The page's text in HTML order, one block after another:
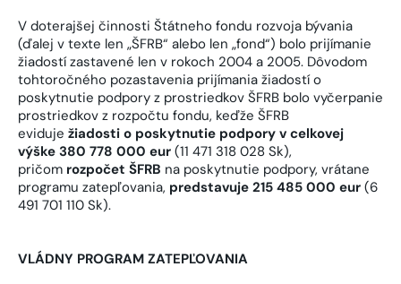
V doterajšej činnosti Štátneho fondu rozvoja bývania
(ďalej v texte len „ŠFRB“ alebo len „fond“) bolo prijímanie
žiadostí zastavené len v rokoch 2004 a 2005. Dôvodom
tohtoročného pozastavenia prijímania žiadostí o
poskytnutie podpory z prostriedkov ŠFRB bolo vyčerpanie
prostriedkov z rozpočtu fondu, keďže ŠFRB
eviduje žiadosti o poskytnutie podpory v celkovej
výške 380 778 000 eur (11 471 318 028 Sk),
pričom rozpočet ŠFRB na poskytnutie podpory, vrátane
programu zatepľovania, predstavuje 215 485 000 eur (6
491 701 110 Sk).
VLÁDNY PROGRAM ZATEPĽOVANIA